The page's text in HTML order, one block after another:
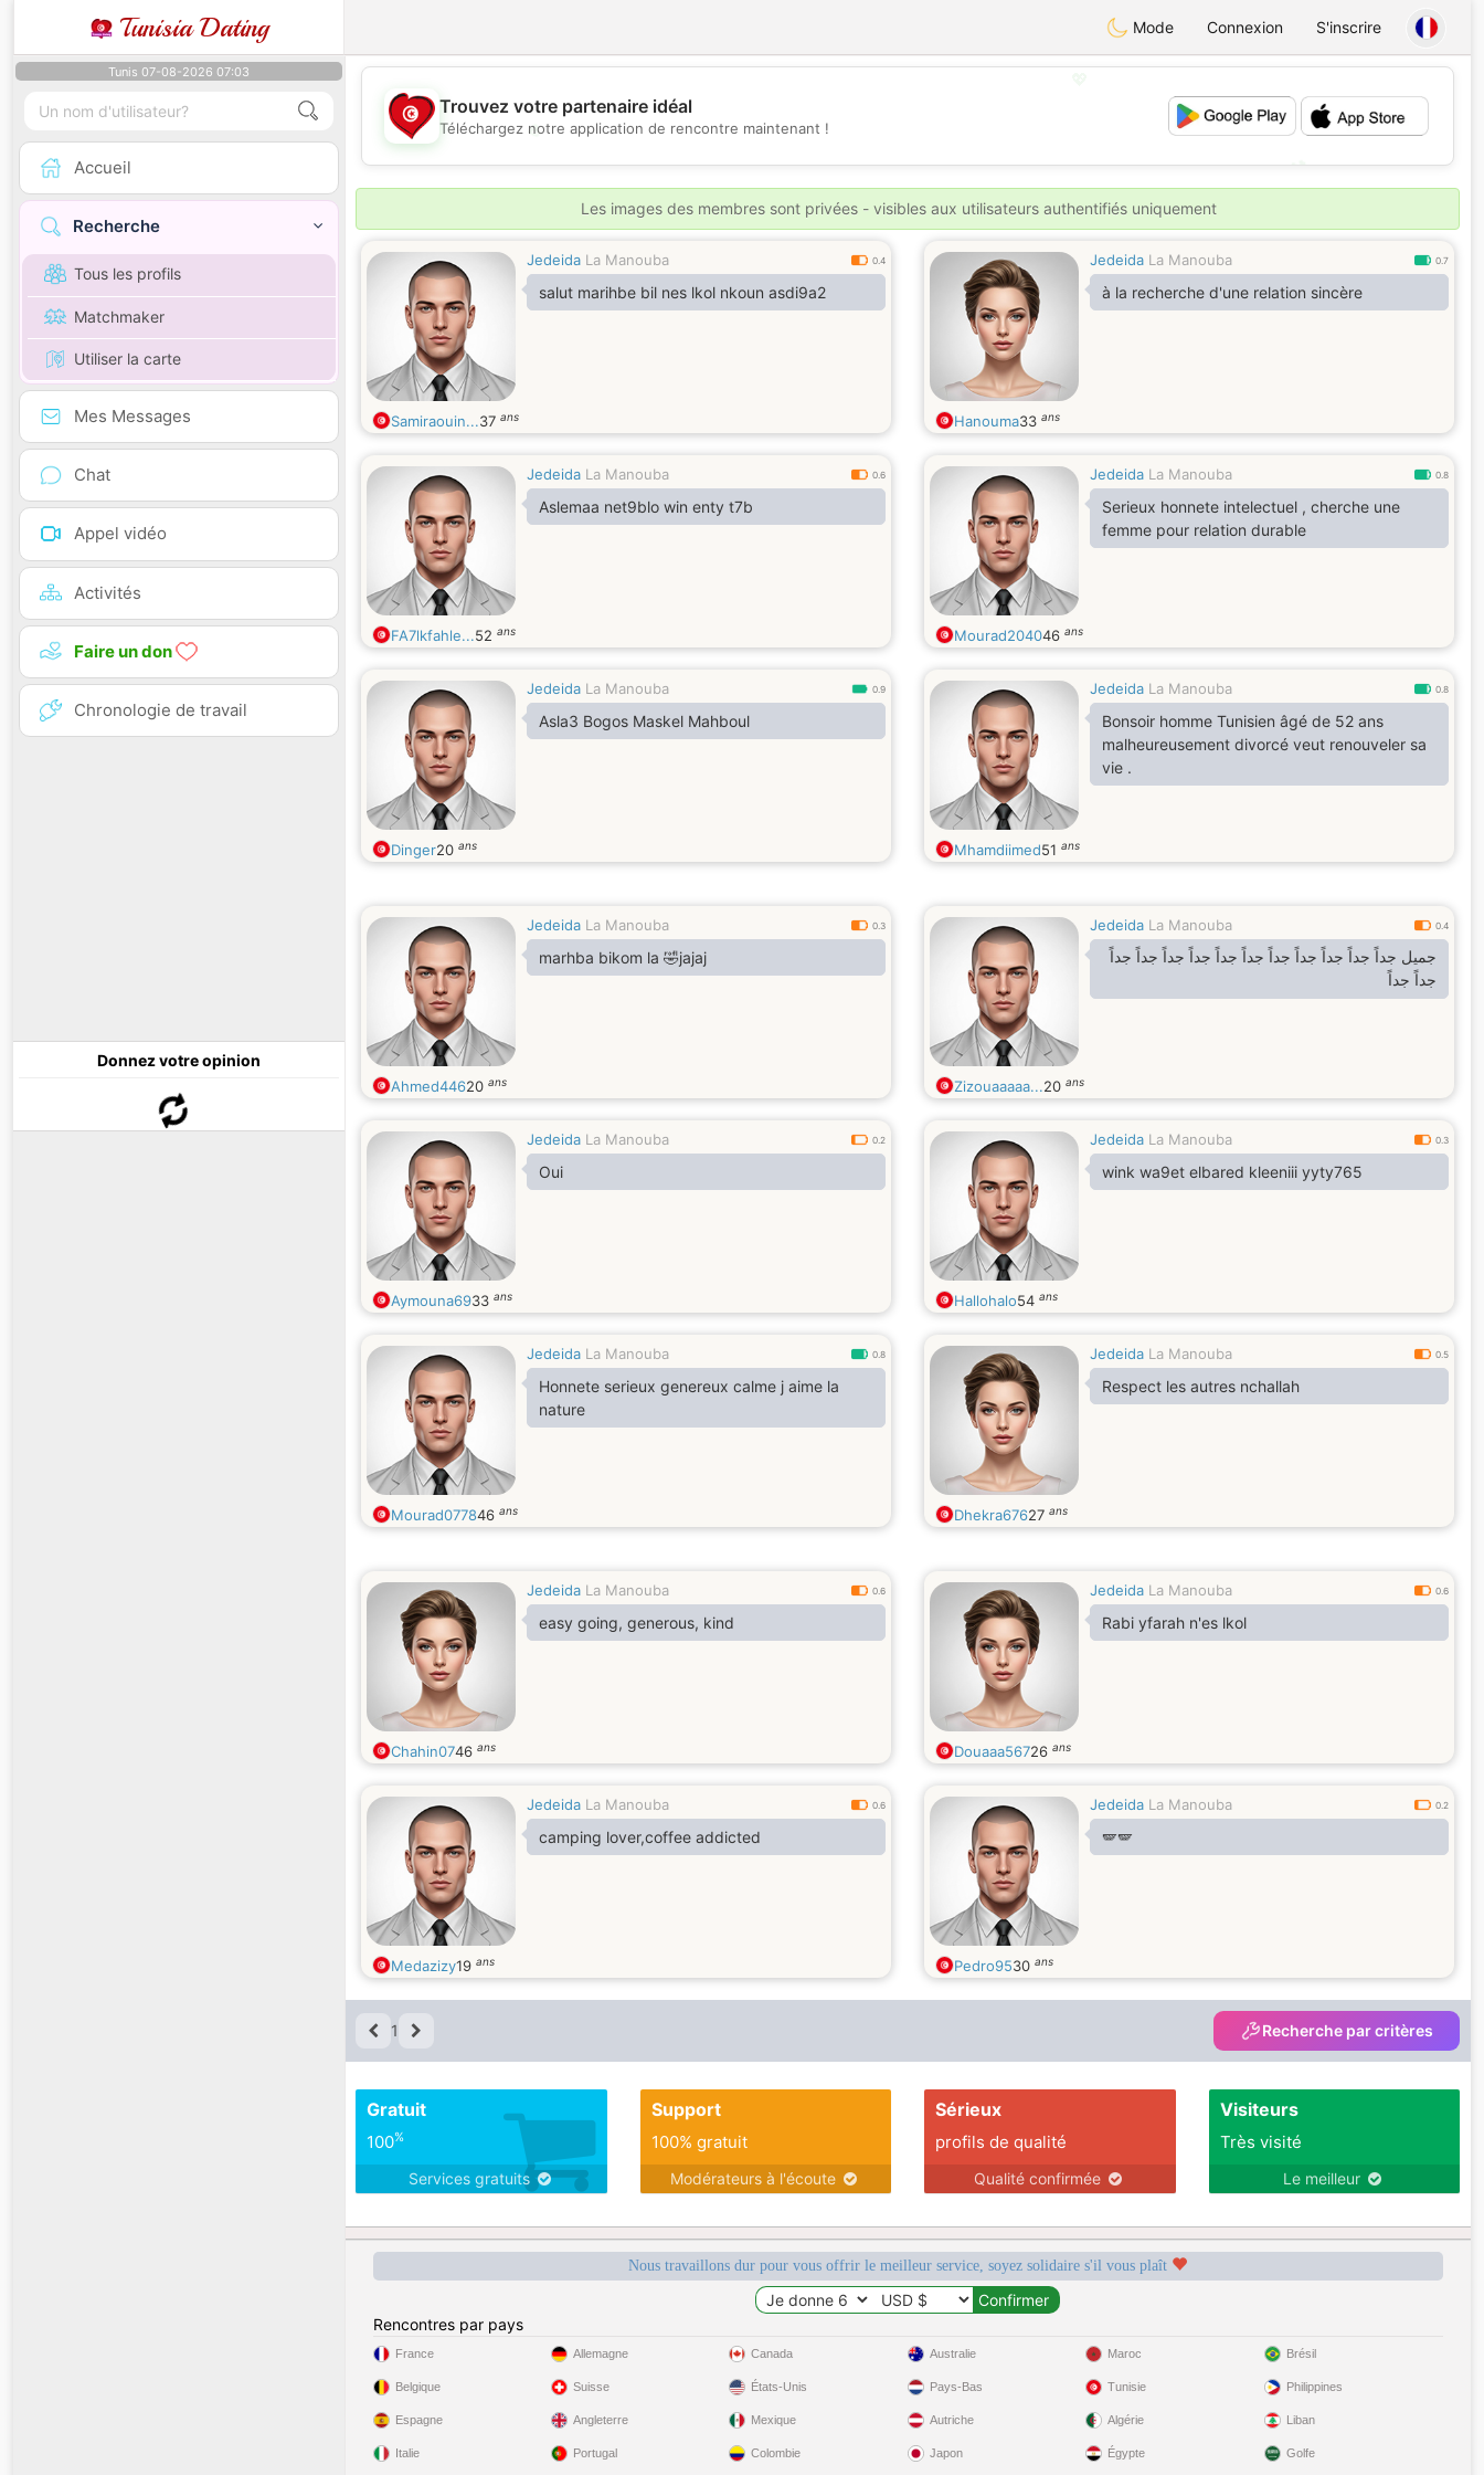
Tunisia Dating Mode Connexion S'inscrire
Tunis 07-08-2026 07:03
Accueil
Recherche
Tous les profils
Matchmaker
Utiliser la carte
Mes Messages
Chat
Appel vidéo
Activités
Faire un don
Chronologie de travail
Donnez votre opinion
💖
Trouvez votre partenaire idéal
Téléchargez notre application de rencontre maintenant !
Les images des membres sont privées - visibles aux utilisateurs authentifiés uniquement
Jedeida La Manouba 0.4
salut marihbe bil nes lkol nkoun asdi9a2
Samiraouin...37 ans
Jedeida La Manouba 0.7
à la recherche d'une relation sincère
Hanouma33 ans
Jedeida La Manouba 0.6
Aslemaa net9blo win enty t7b
FA7lkfahle...52 ans
Jedeida La Manouba 0.8
Serieux honnete intelectuel , cherche une
femme pour relation durable
Mourad204046 ans
Jedeida La Manouba 0.9
Asla3 Bogos Maskel Mahboul
Dinger20 ans
Jedeida La Manouba 0.8
Bonsoir homme Tunisien âgé de 52 ans
malheureusement divorcé veut renouveler sa
vie .
Mhamdiimed51 ans
Jedeida La Manouba 0.3
marhba bikom la 🤣jajaj
Ahmed44620 ans
Jedeida La Manouba 0.4
جميل جداً جداً جداً جداً جداً جداً جداً جداً جداً جداً جداً
جداً جداً
Zizouaaaaa...20 ans
Jedeida La Manouba 0.2
Oui
Aymouna6933 ans
Jedeida La Manouba 0.3
wink wa9et elbared kleeniii yyty765
Hallohalo54 ans
Jedeida La Manouba 0.8
Honnete serieux genereux calme j aime la
nature
Mourad077846 ans
Jedeida La Manouba 0.5
Respect les autres nchallah
Dhekra67627 ans
Jedeida La Manouba 0.6
easy going, generous, kind
Chahin0746 ans
Jedeida La Manouba 0.6
Rabi yfarah n'es lkol
Douaaa56726 ans
Jedeida La Manouba 0.6
camping lover,coffee addicted
Medazizy19 ans
Jedeida La Manouba 0.2
🪽🪽
Pedro9530 ans
1 Recherche par critères
Gratuit
100%
Services gratuits
Support
100% gratuit
Modérateurs à l'écoute
Sérieux
profils de qualité
Qualité confirmée
Visiteurs
Très visité
Le meilleur
Nous travaillons dur pour vous offrir le meilleur service, soyez solidaire s'il vous plaît
Rencontres par pays
France
Belgique
Espagne
Italie
Allemagne
Suisse
Angleterre
Portugal
Canada
États-Unis
Mexique
Colombie
Australie
Pays-Bas
Autriche
Japon
Maroc
Tunisie
Algérie
Égypte
Brésil
Philippines
Liban
Golfe